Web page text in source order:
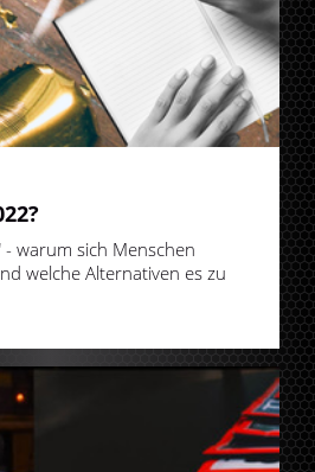
- warum sich Menschen
welche Alternativen es zu